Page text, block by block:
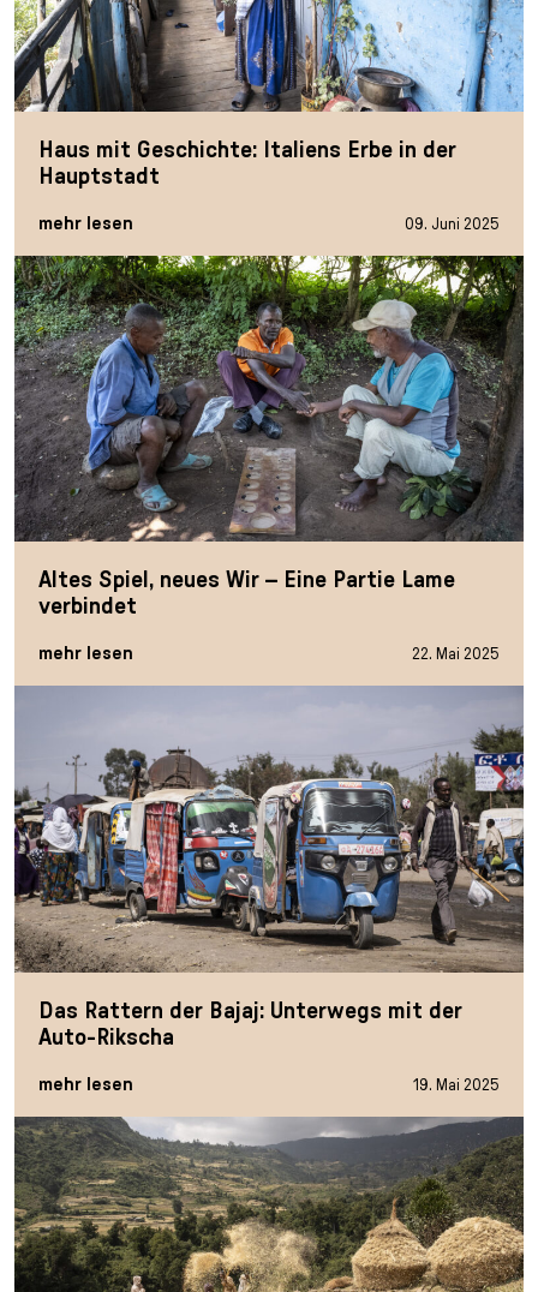
Haus mit Geschichte: Italiens Erbe in der
Hauptstadt
mehr lesen 09. Juni 2025
Altes Spiel, neues Wir – Eine Partie Lame
verbindet
mehr lesen 22. Mai 2025
Das Rattern der Bajaj: Unterwegs mit der
Auto-Rikscha
mehr lesen 19. Mai 2025